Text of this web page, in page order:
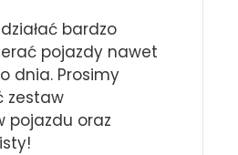
bardzo
pojazdy nawet
dnia. Prosimy
zestaw
pojazdu oraz